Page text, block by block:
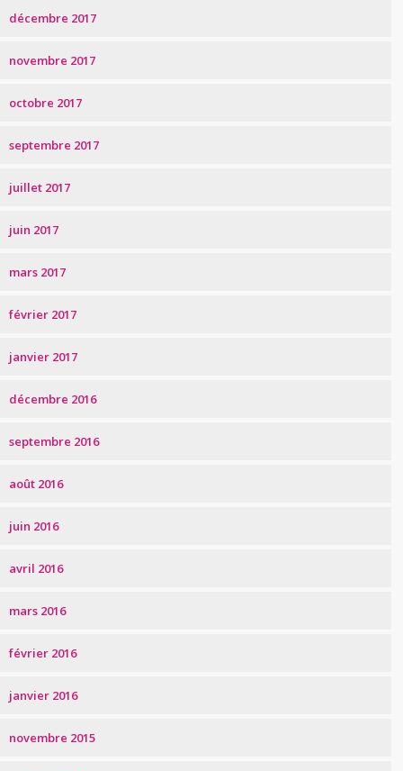
décembre 2017
novembre 2017
octobre 2017
septembre 2017
juillet 2017
juin 2017
mars 2017
février 2017
janvier 2017
décembre 2016
septembre 2016
août 2016
juin 2016
avril 2016
mars 2016
février 2016
janvier 2016
novembre 2015